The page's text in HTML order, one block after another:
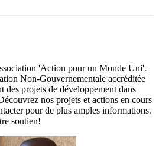
'Action pour un Monde Uni'.
Non-Gouvernementale accréditée
projets de développement dans
nos projets et actions en cours
pour de plus amples informations.
soutien!